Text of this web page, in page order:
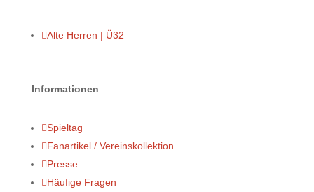
Alte Herren | Ü32
Informationen
Spieltag
Fanartikel / Vereinskollektion
Presse
Häufige Fragen